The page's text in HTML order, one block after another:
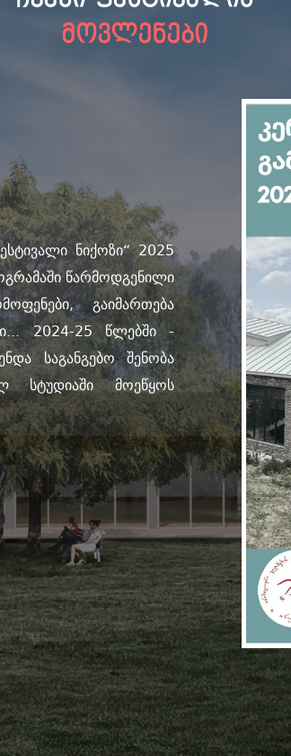
მოვლენები
ნიქოზი“ 2025
წარმოდგენილი
გაიმართება
2024-25 წლებში -
საგანგებო შენობა
სტუდიაში მოეწყოს